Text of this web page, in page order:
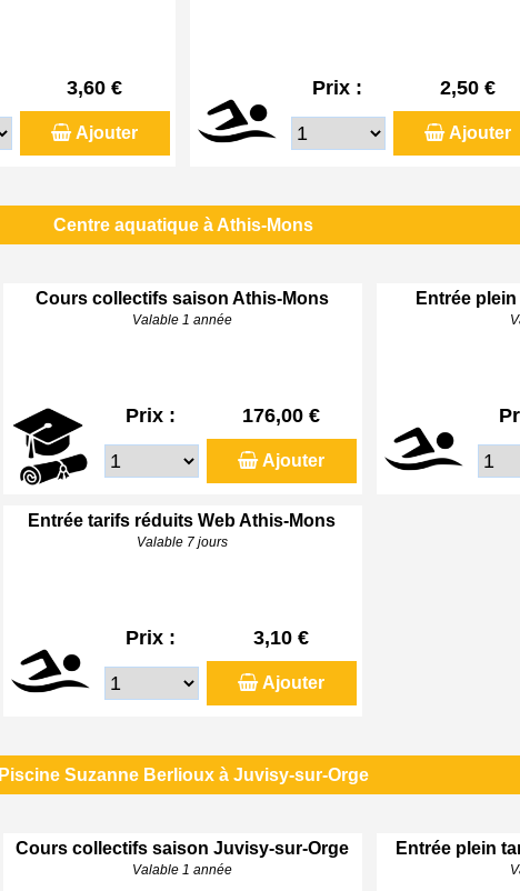
3,60 €
Ajouter
Prix : 2,50 €
Ajouter
Centre aquatique à Athis-Mons
Cours collectifs saison Athis-Mons
Valable 1 année
Prix : 176,00 €
Ajouter
Entrée
Entrée tarifs réduits Web Athis-Mons
Valable 7 jours
Prix : 3,10 €
Ajouter
Piscine Suzanne Berlioux à Juvisy-sur-Orge
Cours collectifs saison Juvisy-sur-Orge
Valable 1 année
Entrée plein